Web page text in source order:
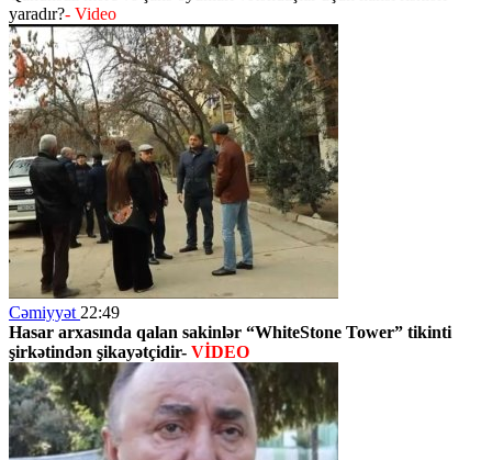
yaradır?- Video
Cəmiyyət 22:49
Hasar arxasında qalan sakinlər “WhiteStone Tower” tikinti
şirkətindən şikayətçidir- VİDEO